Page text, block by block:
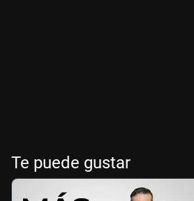
Te puede gustar